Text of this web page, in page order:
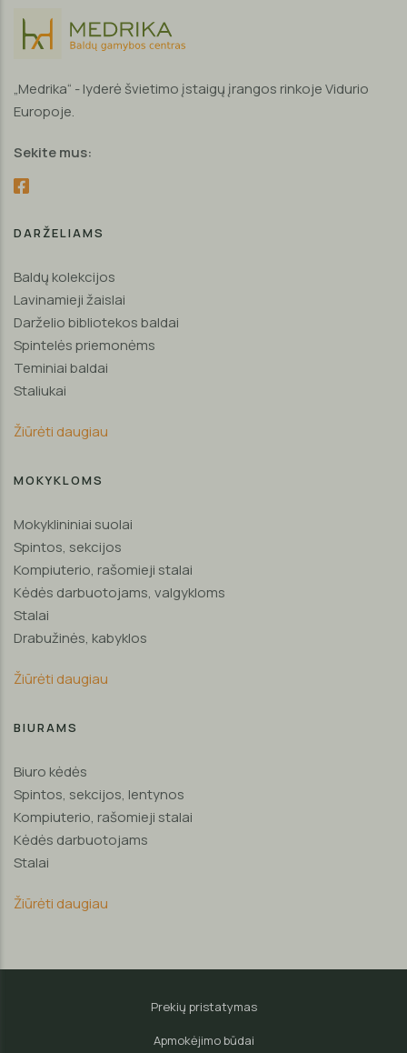
„Medrika“ - lyderė švietimo įstaigų įrangos rinkoje Vidurio
Europoje.
Sekite mus:
DARŽELIAMS
Baldų kolekcijos
Lavinamieji žaislai
Darželio bibliotekos baldai
Spintelės priemonėms
Teminiai baldai
Staliukai
Žiūrėti daugiau
MOKYKLOMS
Mokyklininiai suolai
Spintos, sekcijos
Kompiuterio, rašomieji stalai
Kėdės darbuotojams, valgykloms
Stalai
Drabužinės, kabyklos
Žiūrėti daugiau
BIURAMS
Biuro kėdės
Spintos, sekcijos, lentynos
Kompiuterio, rašomieji stalai
Kėdės darbuotojams
Stalai
Žiūrėti daugiau
Prekių pristatymas
Apmokėjimo būdai